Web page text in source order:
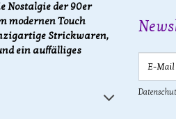
Nostalgie der 90er
modernen Touch
Strickwaren,
ein auffälliges
E-Mail